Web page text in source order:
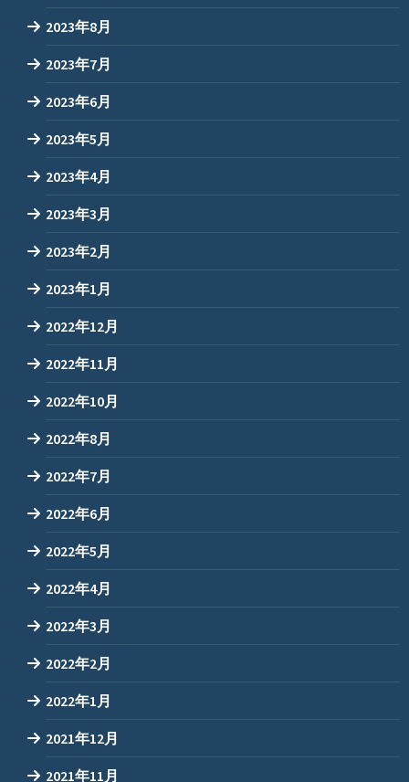
2023年8月
2023年7月
2023年6月
2023年5月
2023年4月
2023年3月
2023年2月
2023年1月
2022年12月
2022年11月
2022年10月
2022年8月
2022年7月
2022年6月
2022年5月
2022年4月
2022年3月
2022年2月
2022年1月
2021年12月
2021年11月